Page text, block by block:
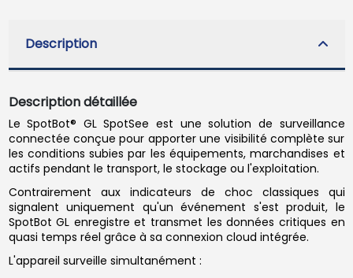
Description
Description détaillée
Le SpotBot® GL SpotSee est une solution de surveillance
connectée conçue pour apporter une visibilité complète sur
les conditions subies par les équipements, marchandises et
actifs pendant le transport, le stockage ou l'exploitation.
Contrairement aux indicateurs de choc classiques qui
signalent uniquement qu'un événement s'est produit, le
SpotBot GL enregistre et transmet les données critiques en
quasi temps réel grâce à sa connexion cloud intégrée.
L'appareil surveille simultanément :